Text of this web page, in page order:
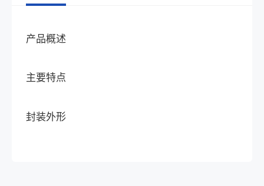
产品概述
主要特点
封装外形